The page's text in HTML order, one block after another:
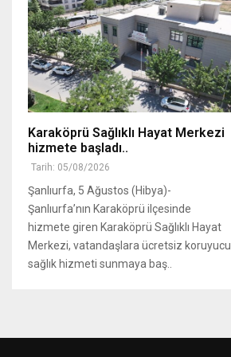
Karaköprü Sağlıklı Hayat Merkezi
hizmete başladı..
Tarih: 05/08/2026
Şanlıurfa, 5 Ağustos (Hibya)-
Şanlıurfa’nın Karaköprü ilçesinde
hizmete giren Karaköprü Sağlıklı Hayat
Merkezi, vatandaşlara ücretsiz koruyucu
sağlık hizmeti sunmaya baş..